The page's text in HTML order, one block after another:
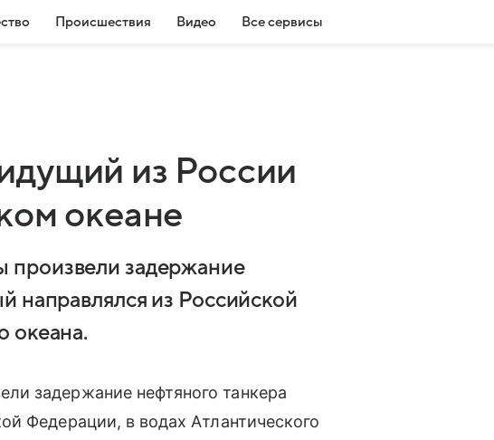
Происшествия Видео Все сервисы
из России
океане
произвели задержание
направлялся из Российской
океана.
задержание нефтяного танкера
Федерации, в водах Атлантического